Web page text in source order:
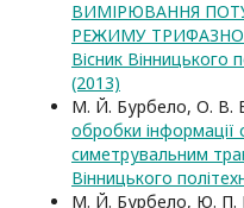
ВИМІРЮВАННЯ
РЕЖИМУ
Вісник Вінницького
(2013)
М. Й. Бурбело, О. В.
обробки інформації
симетрувальним
Вінницького
М. Й. Бурбело, Ю.